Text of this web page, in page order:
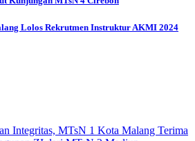
Lolos Rekrutmen Instruktur AKMI 2024